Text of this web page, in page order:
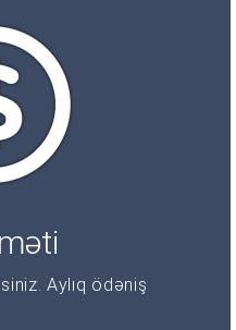
Aylıq ödəniş